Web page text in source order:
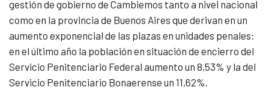
gestión de gobierno de Cambiemos tanto a nivel nacional
como en la provincia de Buenos Aires que derivan en un
aumento exponencial de las plazas en unidades penales:
en el último año la población en situación de encierro del
Servicio Penitenciario Federal aumento un 8,53% y la del
Servicio Penitenciario Bonaerense un 11,62%.